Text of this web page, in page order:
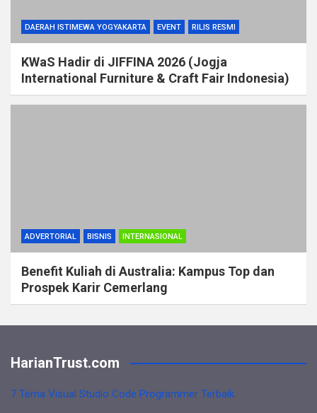
DAERAH ISTIMEWA YOGYAKARTA EVENT RILIS RESMI
KWaS Hadir di JIFFINA 2026 (Jogja
International Furniture & Craft Fair Indonesia)
ADVERTORIAL BISNIS INTERNASIONAL
Benefit Kuliah di Australia: Kampus Top dan
Prospek Karir Cemerlang
HarianTrust.com
7 Tema Visual Studio Code Programmer Terbaik